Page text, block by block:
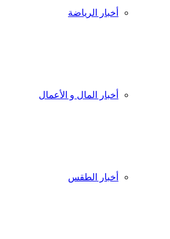
أخبار الرياضة
أخبار المال و الأعمال
أخبار الطقس